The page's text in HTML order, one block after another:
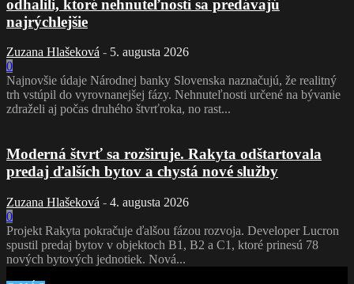
odhalili, ktoré nehnuteľnosti sa predávajú
najrýchlejšie
Zuzana Hlašeková - 5. augusta 2026
0
Najnovšie údaje Národnej banky Slovenska naznačujú, že realitný
trh vstúpil do vyrovnanejšej fázy. Nehnuteľnosti určené na bývanie
zdraželi aj počas druhého štvrťroka, no rast...
Moderná štvrť sa rozširuje. Rakyta odštartovala
predaj ďalších bytov a chystá nové služby
Zuzana Hlašeková - 4. augusta 2026
0
Projekt Rakyta pokračuje ďalšou fázou rozvoja. Developer Lucron
spustil predaj bytov v objektoch B1, B2 a C1, ktoré prinesú 78
nových bytových jednotiek. Nová...